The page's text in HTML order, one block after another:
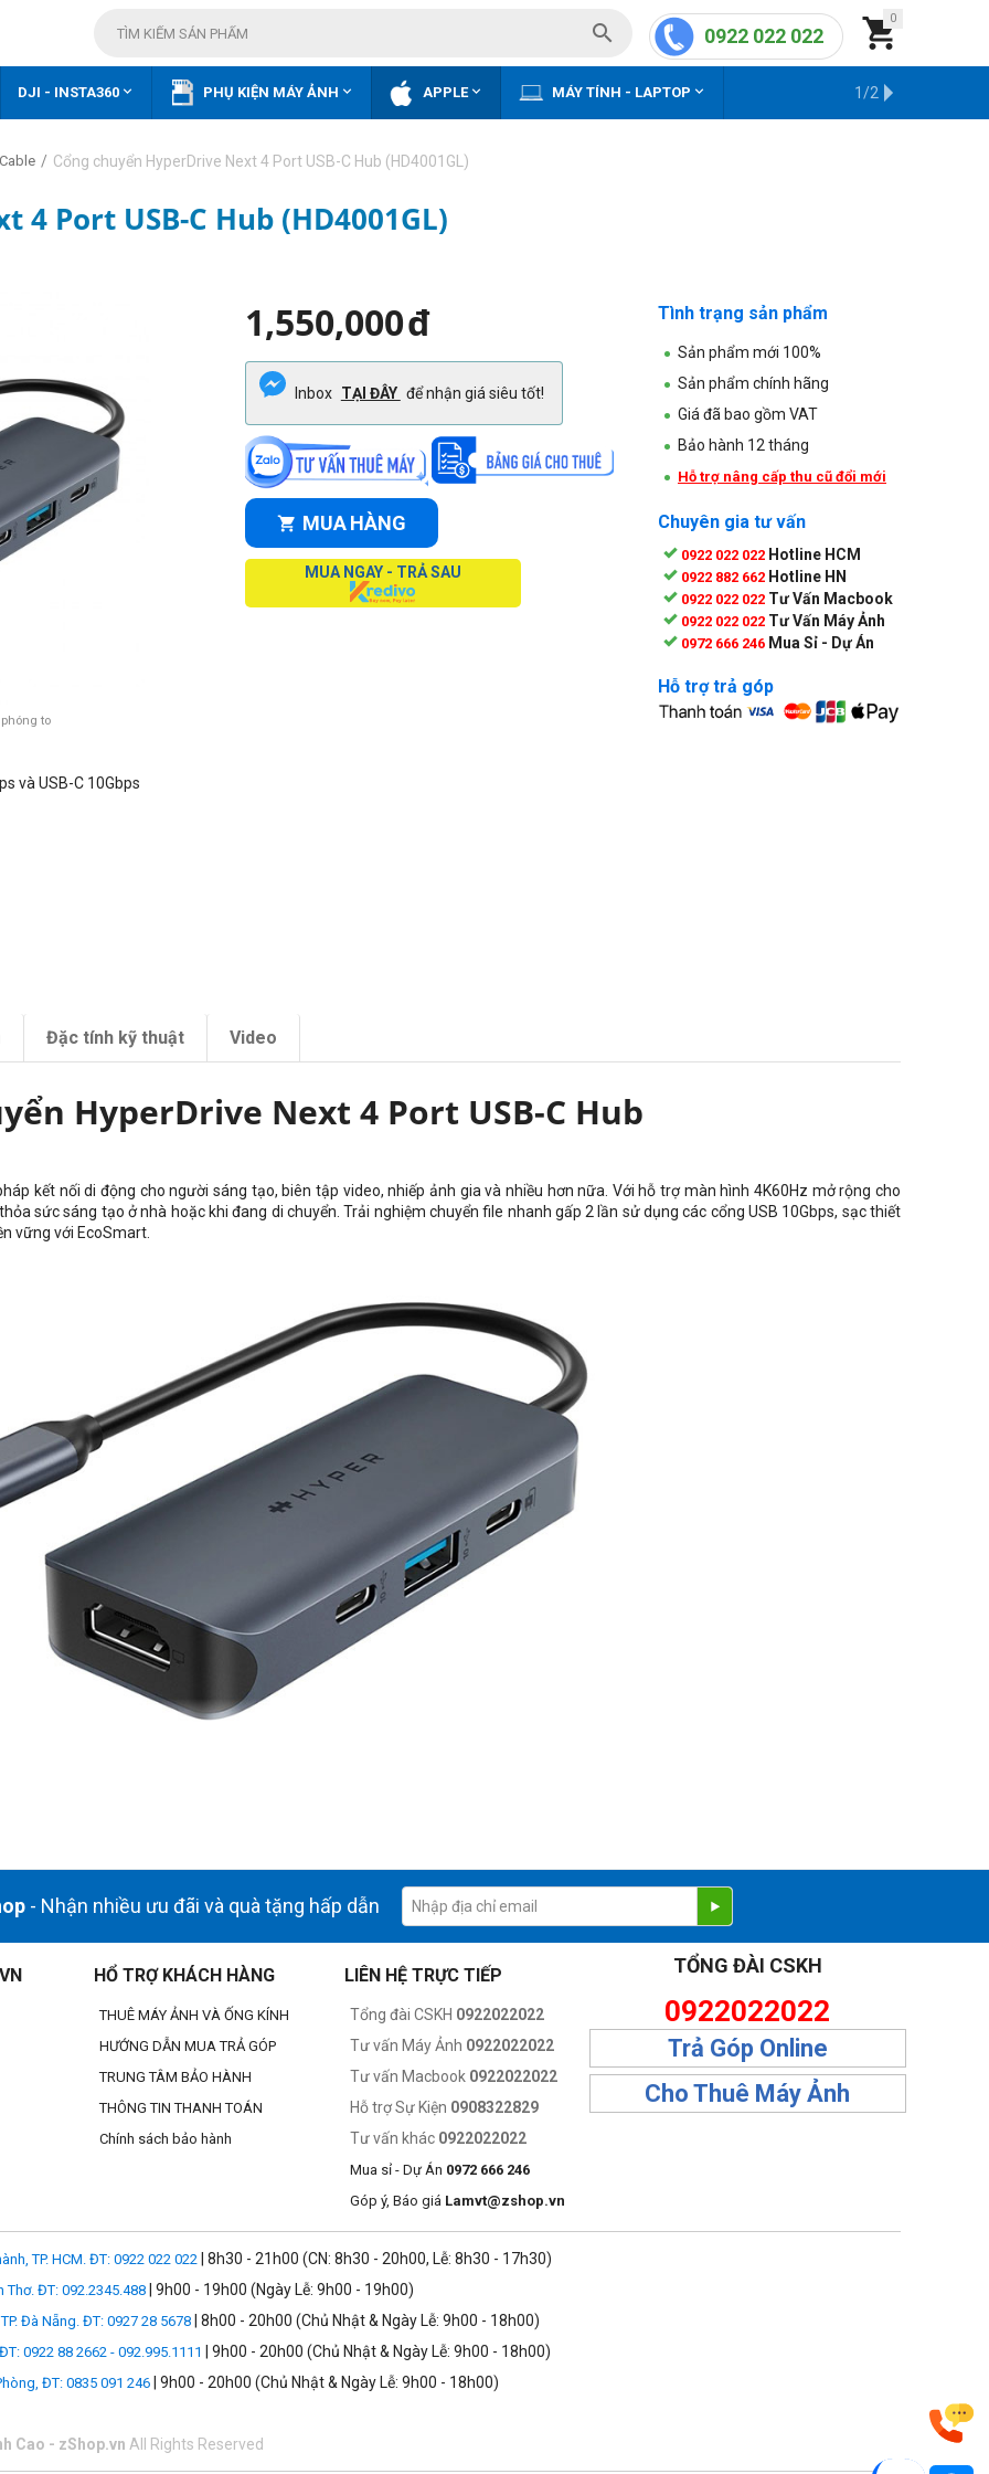
0

0922 022 022

DJI - INSTA360  PHỤ KIỆN MÁY ẢNH  APPLE MÁY TÍNH - LAPTOP  KHO HÀNG CŨ
1/2
/ Cổng chuyển HyperDrive Next 4 Port USB-C Hub (HD4001GL)
Port USB-C Hub (HD4001GL)
to
và USB-C 10Gbps
1,550,000đ
Inbox TẠI ĐÂY để nhận giá siêu tốt!
MUA HÀNG
MUA NGAY - TRẢ SAU
Tình trạng sản phẩm
Sản phẩm mới 100%
Sản phẩm chính hãng
Giá đã bao gồm VAT
Bảo hành 12 tháng
Hỗ trợ nâng cấp thu cũ đổi mới
Chuyên gia tư vấn
0922 022 022 Hotline HCM
0922 882 662 Hotline HN
0922 022 022 Tư Vấn Macbook
0922 022 022 Tư Vấn Máy Ảnh
0972 666 246 Mua Sỉ - Dự Án
Hỗ trợ trả góp
Đặc tính kỹ thuật Video
HyperDrive Next 4 Port USB-C Hub
kết nối di động cho người sáng tạo, biên tập video, nhiếp ảnh gia và nhiều hơn nữa. Với hỗ trợ màn hình 4K60Hz mở rộng cho
sức sáng tạo ở nhà hoặc khi đang di chuyển. Trải nghiệm chuyển file nhanh gấp 2 lần sử dụng các cổng USB 10Gbps, sạc thiết
vững với EcoSmart.
hình ảnh mượt mà và sắc nét.
với tốc độ lên đến 10Gbps và USB 3.2
di chuyển các tệp lớn, sao lưu dữ liệu và đồng bộ thiết bị trong một thời gian rất ngắn so với các kết nối USB truyền thống, tăng
kết nối với PD 3.0 Host) trong khi sử dụng hub, đảm bảo năng suất không bị gián đoạn, làm cho nó lý tưởng cho các thiết bị đòi hỏi
chuyển.
- Nhận nhiều ưu đãi và quà tặng hấp dẫn
HỔ TRỢ KHÁCH HÀNG
THUÊ MÁY ẢNH VÀ ỐNG KÍNH
HƯỚNG DẪN MUA TRẢ GÓP
TRUNG TÂM BẢO HÀNH
THÔNG TIN THANH TOÁN
Chính sách bảo hành
LIÊN HỆ TRỰC TIẾP
Tổng đài CSKH 0922022022
Tư vấn Máy Ảnh 0922022022
Tư vấn Macbook 0922022022
Hỗ trợ Sự Kiện 0908322829
Tư vấn khác 0922022022
Mua sỉ - Dự Án 0972 666 246
Góp ý, Báo giá Lamvt@zshop.vn
TỔNG ĐÀI CSKH
0922022022
Trả Góp Online
Cho Thuê Máy Ảnh
TP. HCM. ĐT: 0922 022 022 | 8h30 - 21h00 (CN: 8h30 - 20h00, Lễ: 8h30 - 17h30)
Thơ. ĐT: 092.2345.488 | 9h00 - 19h00 (Ngày Lễ: 9h00 - 19h00)
Đà Nẵng. ĐT: 0927 28 5678 | 8h00 - 20h00 (Chủ Nhật & Ngày Lễ: 9h00 - 18h00)
0922 88 2662 - 092.995.1111
| 9h00 - 20h00 (Chủ Nhật & Ngày Lễ: 9h00 - 18h00)
ĐT: 0835 091 246 | 9h00 - 20h00 (Chủ Nhật & Ngày Lễ: 9h00 - 18h00)
Cao - zShop.vn All Rights Reserved